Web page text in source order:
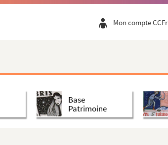
Mon compte CCFr
Base
Patrimoine